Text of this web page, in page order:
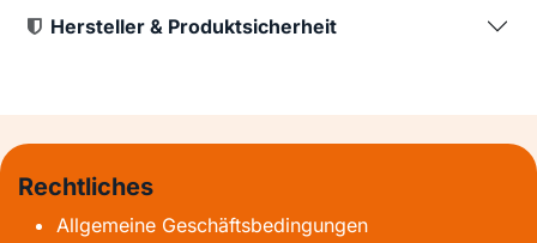
Hersteller & Produktsicherheit
Rechtliches
Allgemeine Geschäftsbedingungen